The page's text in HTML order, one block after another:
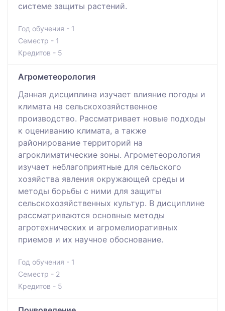
системе защиты растений.
Год обучения - 1
Семестр - 1
Кредитов - 5
Агрометеорология
Данная дисциплина изучает влияние погоды и
климата на сельскохозяйственное
производство. Рассматривает новые подходы
к оцениванию климата, а также
районирование территорий на
агроклиматические зоны. Агрометеорология
изучает неблагоприятные для сельского
хозяйства явления окружающей среды и
методы борьбы с ними для защиты
сельскохозяйственных культур. В дисциплине
рассматриваются основные методы
агротехнических и агромелиоративных
приемов и их научное обоснование.
Год обучения - 1
Семестр - 2
Кредитов - 5